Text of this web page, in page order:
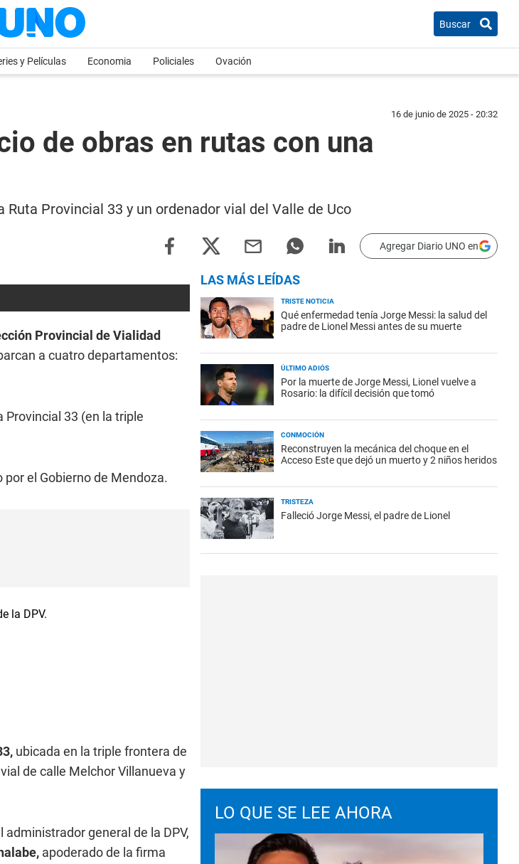
Buscar
y Películas Economia Policiales Ovación
16 de junio de 2025 - 20:32
de obras en rutas con una
Provincial 33 y un ordenador vial del Valle de Uco
Agregar Diario UNO en
Provincial de Vialidad
a cuatro departamentos:
Provincial 33 (en la triple
el Gobierno de Mendoza.
ubicada en la triple frontera de
de calle Melchor Villanueva y
general de la DPV,
apoderado de la firma
LAS MÁS LEÍDAS
TRISTE NOTICIA
Qué enfermedad tenía Jorge Messi: la salud del
padre de Lionel Messi antes de su muerte
ÚLTIMO ADIÓS
Por la muerte de Jorge Messi, Lionel vuelve a
Rosario: la difícil decisión que tomó
CONMOCIÓN
Reconstruyen la mecánica del choque en el
Acceso Este que dejó un muerto y 2 niños heridos
TRISTEZA
Falleció Jorge Messi, el padre de Lionel
LO QUE SE LEE AHORA